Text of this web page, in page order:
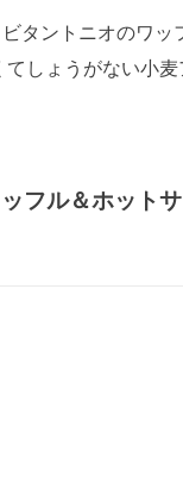
タントニオのワ
しょうがない小
フル＆ホット